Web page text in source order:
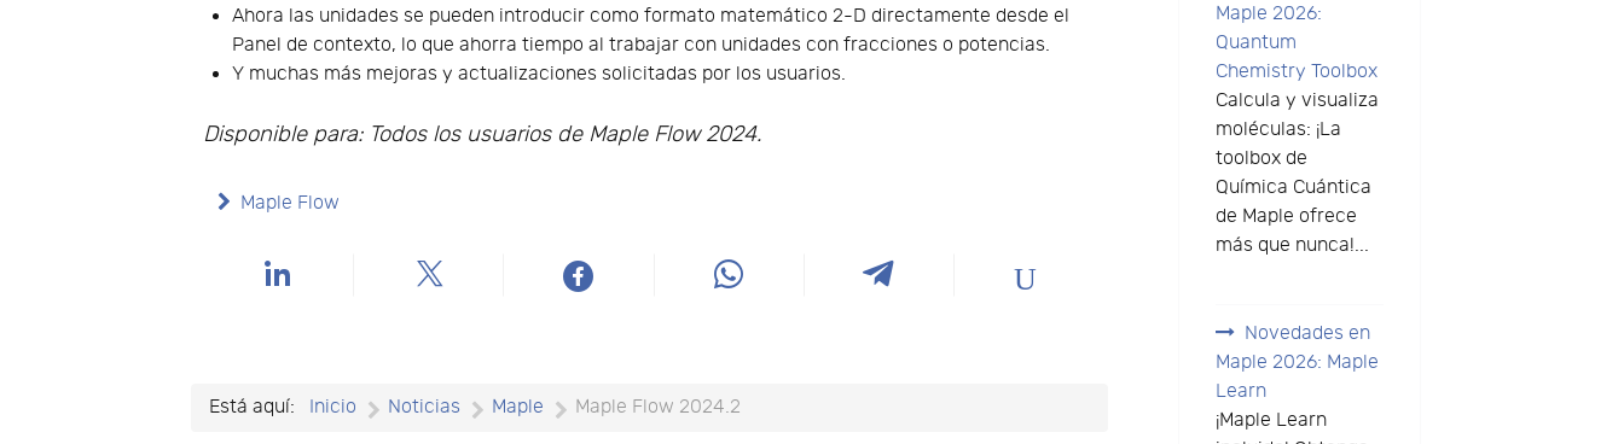
Ahora las unidades se pueden introducir como formato matemático 2-D directamente desde el
Panel de contexto, lo que ahorra tiempo al trabajar con unidades con fracciones o potencias.
Y muchas más mejoras y actualizaciones solicitadas por los usuarios.
Disponible para: Todos los usuarios de Maple Flow 2024.
Maple Flow
Está aquí: Inicio Noticias Maple Maple Flow 2024.2
Maple 2026:
Quantum
Chemistry Toolbox
Calcula y visualiza
moléculas: ¡La
toolbox de
Química Cuántica
de Maple ofrece
más que nunca!...
Novedades en
Maple 2026: Maple
Learn
¡Maple Learn